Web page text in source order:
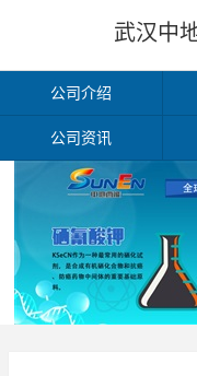
武汉中
公司介绍
公司资讯